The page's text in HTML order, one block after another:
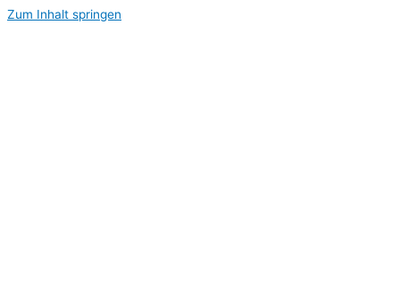
Zum Inhalt springen